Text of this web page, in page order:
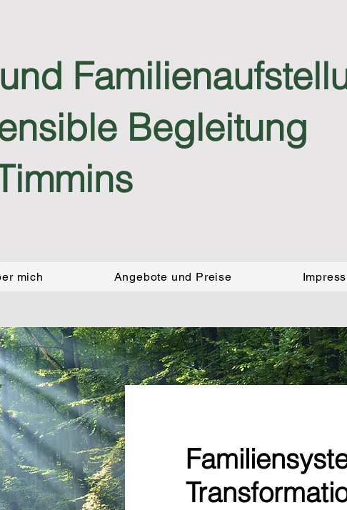
Begleitung
mich Angebote und Preise